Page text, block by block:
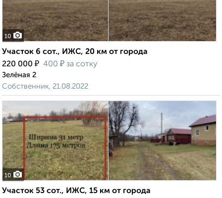
10
Участок 6 сот., ИЖС, 20 км от города
220 000 ₽ 400 ₽ за сотку
Зелёная 2
Собственник, 21.08.2022
10
Участок 53 сот., ИЖС, 15 км от города